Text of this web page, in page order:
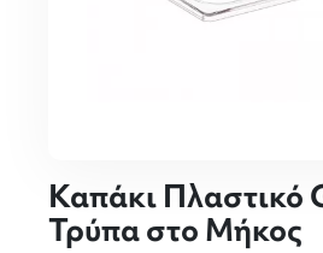
Καπάκι Πλαστικό
Τρύπα στο Μήκος